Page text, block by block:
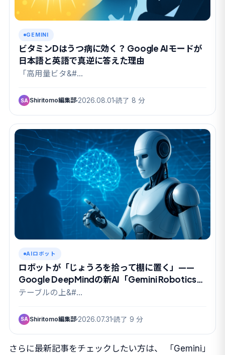
GEMINI
ビタミンDはうつ病に効く？ Google AIモードが
日本語と英語で真逆に答えた理由
「高用量ビタ&#…
SA Shiritomo編集部 2026.08.01 読了 8 分
AIロボット
ロボットが「じょうろを拾って棚に置く」——
Google DeepMindの新AI「Gemini Robotics
2」で何が変わったのか
テーブルの上&#…
SA Shiritomo編集部 2026.07.31 読了 9 分
さらに最新記事をチェックしたい方は、
「Gemini」